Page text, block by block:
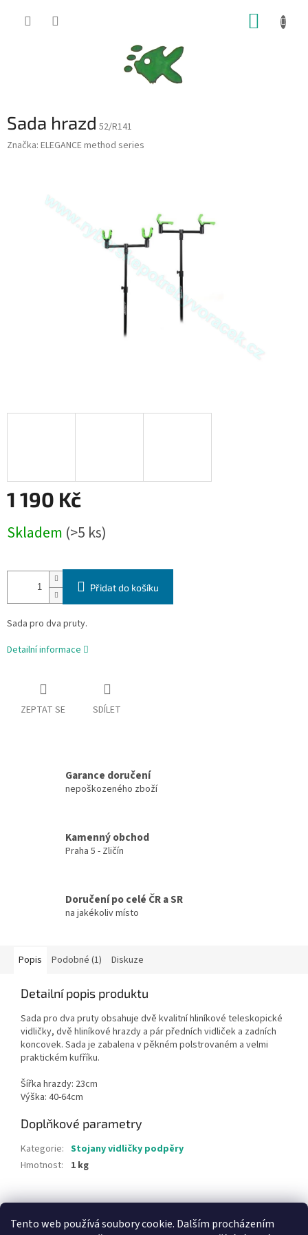
Tento web používá soubory cookie. Dalším procházením
Sada hrazd 52/R141
Značka: ELEGANCE method series
1 190 Kč
cena:
Skladem (>5 ks)
Přidat do košíku
Sada pro dva pruty.
Detailní informace
ZEPTAT SE SDÍLET
Garance doručení
nepoškozeného zboží
Kamenný obchod
Praha 5 - Zličín
Doručení po celé ČR a SR
na jakékoliv místo
Popis Podobné (1) Diskuze
Detailní popis produktu
Sada pro dva pruty obsahuje dvě kvalitní hliníkové teleskopické
vidličky, dvě hliníkové hrazdy a pár předních vidliček a zadních
koncovek. Sada je zabalena v pěkném polstrovaném a velmi
praktickém kufříku.
Šířka hrazdy: 23cm
Výška: 40-64cm
Doplňkové parametry
Kategorie: Stojany vidličky podpěry
Hmotnost: 1 kg
Z